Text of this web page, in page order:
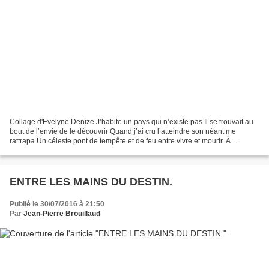
Collage d'Evelyne Denize J’habite un pays qui n’existe pas Il se trouvait au
bout de l’envie de le découvrir Quand j’ai cru l’atteindre son néant me
rattrapa Un céleste pont de tempête et de feu entre vivre et mourir. À
ENTRE LES MAINS DU DESTIN.
Publié le 30/07/2016 à 21:50
Par Jean-Pierre Brouillaud